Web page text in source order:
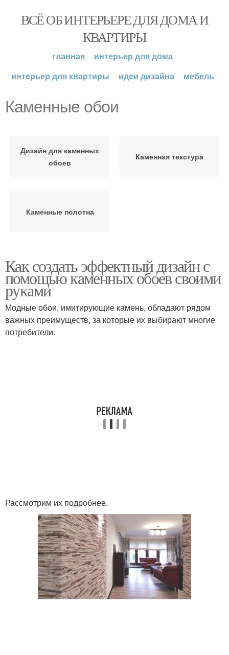
ВСЁ ОБ ИНТЕРЬЕРЕ ДЛЯ ДОМА И
КВАРТИРЫ
главная
интерьер для дома
интерьер для квартиры
идеи дизайна мебель
Каменные обои
Дизайн для каменных
обоев
Каменная текстура
Каменные полотна
Как создать эффектный дизайн с
помощью каменных обоев своими
руками
Модные обои, имитирующие камень, обладают рядом
важных преимуществ, за которые их выбирают многие
потребители.
Рассмотрим их подробнее.